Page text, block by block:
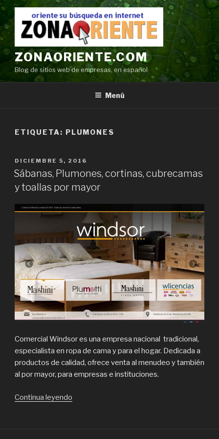
Ir
contenido
ZONAORIENTE.COM
Blog de sitios web de empresas, en español
Menú
ETIQUETA: PLUMONES
POSTED
ON
DICIEMBRE 5, 2016
Sábanas, Plumones, cortinas, cubrecamas
y toallas por mayor
Comercial Windsor es una empresa nacional tradicional,
especialista en ropa de cama y para el hogar. Dedicada a
productos de calidad, ofrece venta al menudeo y también
al por mayor, para empresas e instituciones.
Continua leyendo